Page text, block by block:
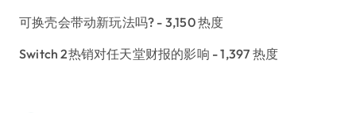
可换壳会带动新玩法吗? - 3,150 热度
Switch 2热销对任天堂财报的影响 - 1,397 热度